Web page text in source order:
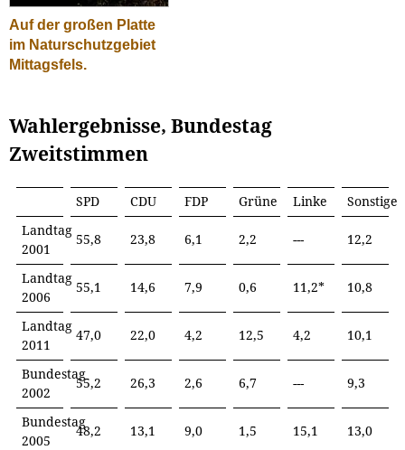
Auf der großen Platte
im Naturschutzgebiet
Mittagsfels.
Wahlergebnisse, Bundestag
Zweitstimmen
SPD CDU FDP Grüne Linke
Sonstige
Landtag
2001
55,8 23,8 6,1 2,2 --- 12,2
Landtag
2006
55,1 14,6 7,9 0,6 11,2* 10,8
Landtag
2011
47,0 22,0 4,2 12,5 4,2 10,1
Bundestag
2002
55,2 26,3 2,6 6,7 --- 9,3
Bundestag
2005
48,2 13,1 9,0 1,5 15,1 13,0